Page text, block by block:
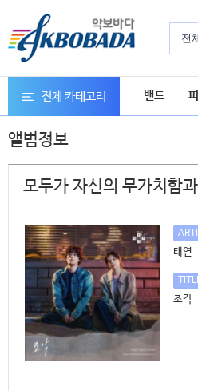
전
전체 카테고리 밴드
앨범정보
모두가 자신의 무가치함
태연
조각